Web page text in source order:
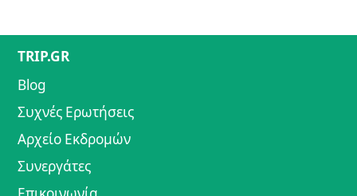
TRIP.GR
Blog
Συχνές Ερωτήσεις
Αρχείο Εκδρομών
Συνεργάτες